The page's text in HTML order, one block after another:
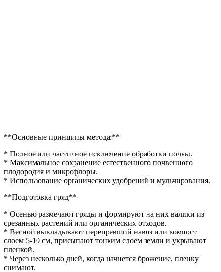
**Основные принципы метода:**
* Полное или частичное исключение обработки почвы.
* Максимальное сохранение естественного почвенного
плодородия и микрофлоры.
* Использование органических удобрений и мульчирования.
**Подготовка гряд**
* Осенью размечают гряды и формируют на них валики из
срезанных растений или органических отходов.
* Весной выкладывают перепревший навоз или компост
слоем 5-10 см, присыпают тонким слоем земли и укрывают
пленкой.
* Через несколько дней, когда начнется брожение, пленку
снимают.